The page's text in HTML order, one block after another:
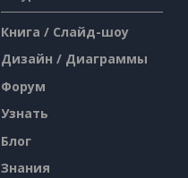
Книга / Слайд-шоу
Дизайн / Диаграммы
Форум
Узнать
Блог
Знания